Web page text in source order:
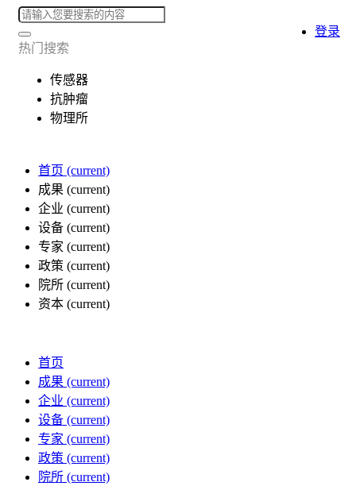
热门搜索
传感器
抗肿瘤
物理所
首页 (current)
成果 (current)
企业 (current)
设备 (current)
专家 (current)
政策 (current)
院所 (current)
资本 (current)
登录
首页
成果 (current)
企业 (current)
设备 (current)
专家 (current)
政策 (current)
院所 (current)